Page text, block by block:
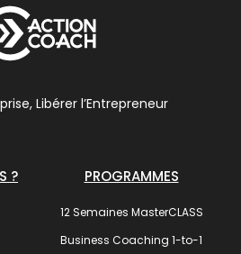
Libérer l’Entrepreneur
? PROGRAMMES
12 Semaines MasterCLASS
Business Coaching 1-to-1